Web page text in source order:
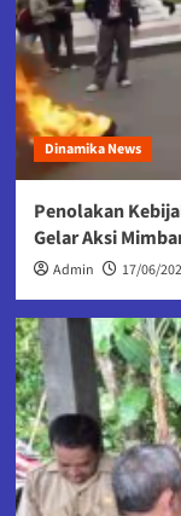
Dinamika News
Penolakan
Gelar Aksi
Admin 17/06/